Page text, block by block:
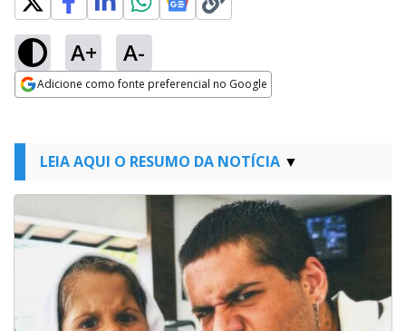
A+ A-
Adicione como fonte preferencial no Google
LEIA AQUI O RESUMO DA NOTÍCIA